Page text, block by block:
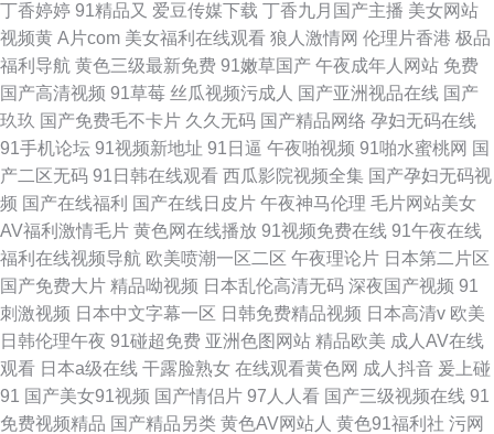
丁香婷婷 91精品又 爱豆传媒下载 丁香九月国产主播 美女网站
视频黄 A片com 美女福利在线观看 狼人激情网 伦理片香港 极品
福利导航 黄色三级最新免费 91嫩草国产 午夜成年人网站 免费
国产高清视频 91草莓 丝瓜视频污成人 国产亚洲视品在线 国产
玖玖 国产免费毛不卡片 久久无码 国产精品网络 孕妇无码在线
91手机论坛 91视频新地址 91日逼 午夜啪视频 91啪水蜜桃网 国
产二区无码 91日韩在线观看 西瓜影院视频全集 国产孕妇无码视
频 国产在线福利 国产在线日皮片 午夜神马伦理 毛片网站美女
AV福利激情毛片 黄色网在线播放 91视频免费在线 91午夜在线
福利在线视频导航 欧美喷潮一区二区 午夜理论片 日本第二片区
国产免费大片 精品呦视频 日本乱伦高清无码 深夜国产视频 91
刺激视频 日本中文字幕一区 日韩免费精品视频 日本高清v 欧美
日韩伦理午夜 91碰超免费 亚洲色图网站 精品欧美 成人AV在线
观看 日本a级在线 干露脸熟女 在线观看黄色网 成人抖音 爰上碰
91 国产美女91视频 国产情侣片 97人人看 国产三级视频在线 91
免费视频精品 国产精品另类 黄色AV网站人 黄色91福利社 污网